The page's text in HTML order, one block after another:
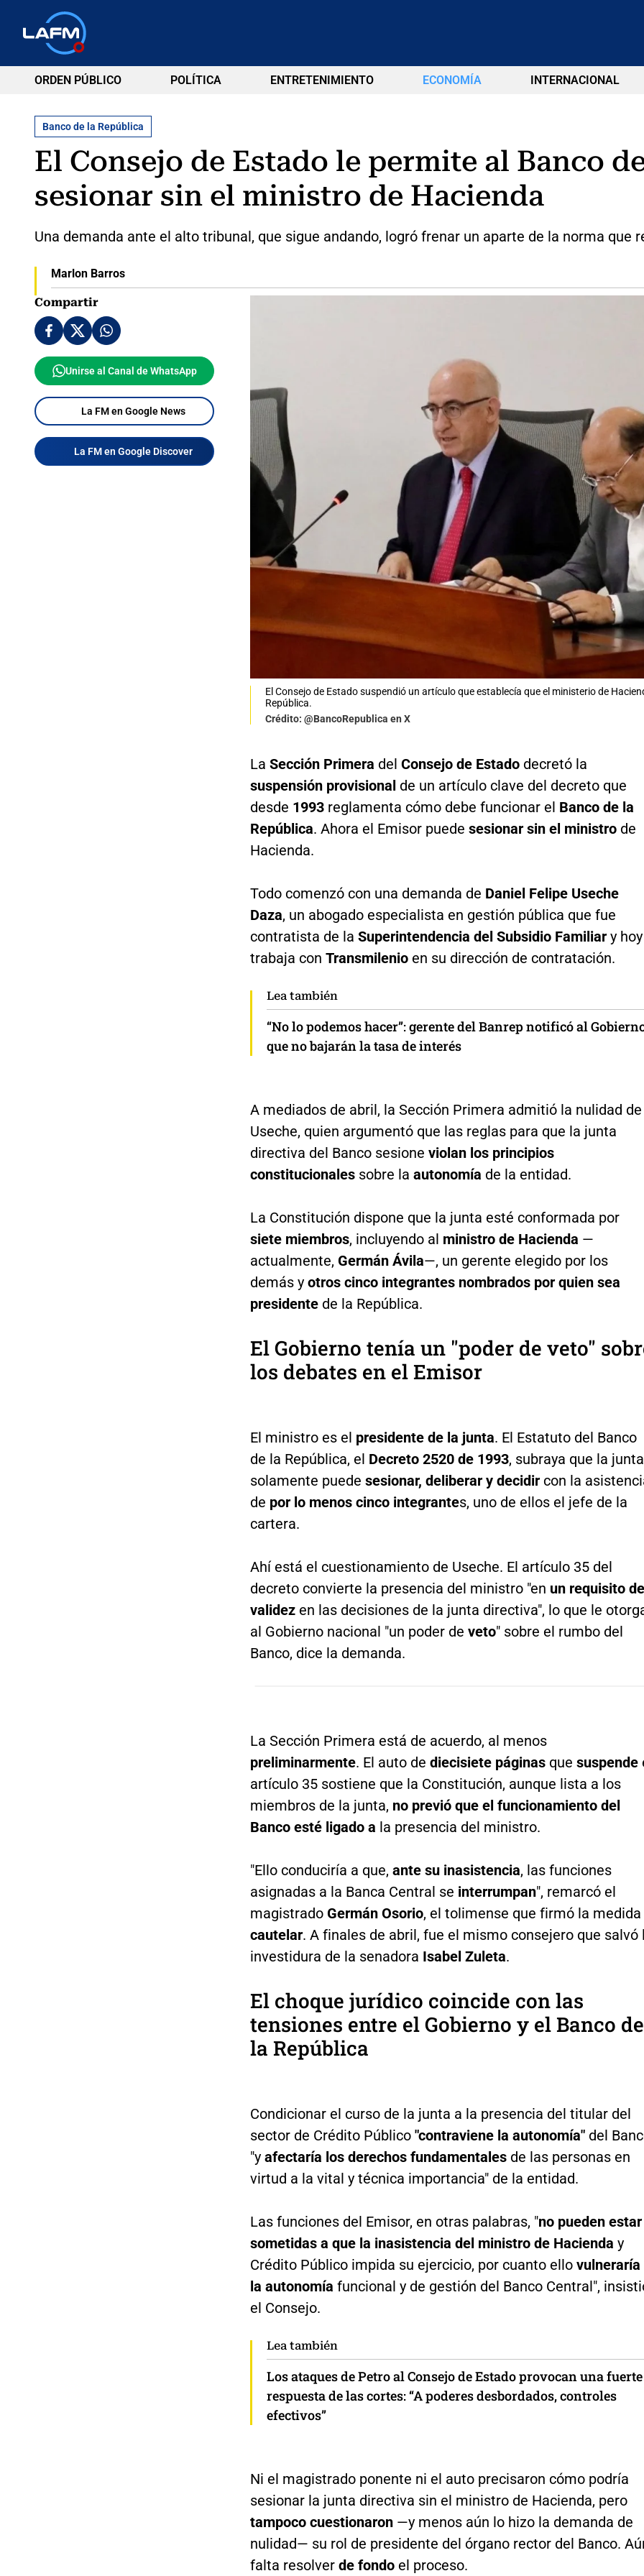
ORDEN PÚBLICO POLÍTICA ENTRETENIMIENTO ECONOMÍA INTERNACIONAL
Banco de la República
El Consejo de Estado le permite al Banco
sesionar sin el ministro de Hacienda
Una demanda ante el alto tribunal, que sigue andando, logró frenar un aparte de la norma que
Marlon Barros
Compartir
Unirse al Canal de WhatsApp
La FM en Google News
La FM en Google Discover
El Consejo de Estado suspendió un artículo que establecía que el ministerio de
República.
Crédito: @BancoRepublica en X
La Sección Primera del Consejo de Estadodecretó la
suspensión provisional de un artículo clave del decreto que
desde 1993 reglamenta cómo debe funcionar el Banco de la
República. Ahora el Emisor puede sesionar sin el ministrode
Hacienda.
Todo comenzó con una demanda de Daniel Felipe Useche
Daza, un abogado especialista en gestión pública que fue
contratista de la Superintendencia del Subsidio Familiar y hoy
trabaja con Transmilenio en su dirección de contratación.
Lea también
“No lo podemos hacer”: gerente del Banrep notificó al
que no bajarán la tasa de interés
A mediados de abril, la Sección Primera admitió la nulidad de
Useche, quien argumentó que las reglas para que la junta
directiva del Banco sesione violan los principios
constitucionalessobre la autonomía de la entidad.
La Constitución dispone que la junta esté conformada por
siete miembros, incluyendo al ministro de Hacienda —
actualmente, Germán Ávila—, un gerente elegido por los
demás y otros cinco integrantes nombrados por quien sea
presidentede la República.
El Gobierno tenía un "poder de veto"
los debates en el Emisor
El ministro es el presidente de la junta. El Estatuto del Banco
de la República, el Decreto 2520 de 1993, subraya que la junta
solamente puede sesionar, deliberar y decidir con la
de por lo menos cinco integrantes, uno de ellos el jefe de la
cartera.
Ahí está el cuestionamiento de Useche. El artículo 35 del
decreto convierte la presencia del ministro "en un requisito de
validez en las decisiones de la junta directiva", lo que le
al Gobierno nacional "un poder de veto" sobre el rumbo del
Banco, dice la demanda.
La Sección Primera está de acuerdo, al menos
preliminarmente. El auto de diecisiete páginasque suspende
artículo 35 sostiene que la Constitución, aunque lista a los
miembros de la junta, no previó que el funcionamiento del
Banco esté ligado a la presencia del ministro.
"Ello conduciría a que, ante su inasistencia, las funciones
asignadas a la Banca Central se interrumpan", remarcó el
magistrado Germán Osorio, el tolimense que firmó la medida
cautelar. A finales de abril, fue el mismo consejero que salvó
investidura de la senadora Isabel Zuleta.
El choque jurídico coincide con las
tensiones entre el Gobierno y el Banco de
la República
Condicionar el curso de la junta a la presencia del titular del
sector de Crédito Público "contraviene la autonomía" del
"yafectaría los derechos fundamentales de las personas en
virtud a la vital y técnica importancia" de la entidad.
Las funciones del Emisor, en otras palabras, "no pueden estar
sometidas a que la inasistencia del ministro de Hacienda y
Crédito Público impida su ejercicio, por cuanto ellovulneraría
la autonomía funcional y de gestión del Banco Central",
el Consejo.
Lea también
Los ataques de Petro al Consejo de Estado provocan una fuerte
respuesta de las cortes: “A poderes desbordados, controles
efectivos”
Ni el magistrado ponente ni el auto precisaron cómo podría
sesionar la junta directiva sin el ministro de Hacienda, pero
tampoco cuestionaron —y menos aún lo hizo la demanda de
nulidad— su rol de presidente del órgano rector del Banco.
falta resolver de fondo el proceso.